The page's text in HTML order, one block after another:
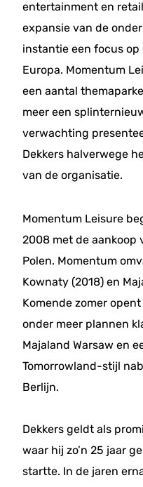
entertainment en
expansie van de
instantie een focus
Europa. Momentum
een aantal
meer een
verwachting
Dekkers halverwege
van de organisatie.
Momentum Leisure
2008 met de aankoop
Polen. Momentum
Kownaty (2018) en
Komende zomer
onder meer plannen
Majaland Warsaw en
Tomorrowland-stijl
Berlijn.
Dekkers geldt als
waar hij zo’n 25 jaar
startte. In de jaren